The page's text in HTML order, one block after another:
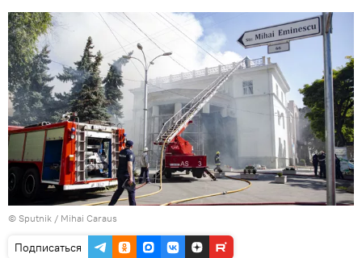
© Sputnik / Mihai Caraus
Подписаться